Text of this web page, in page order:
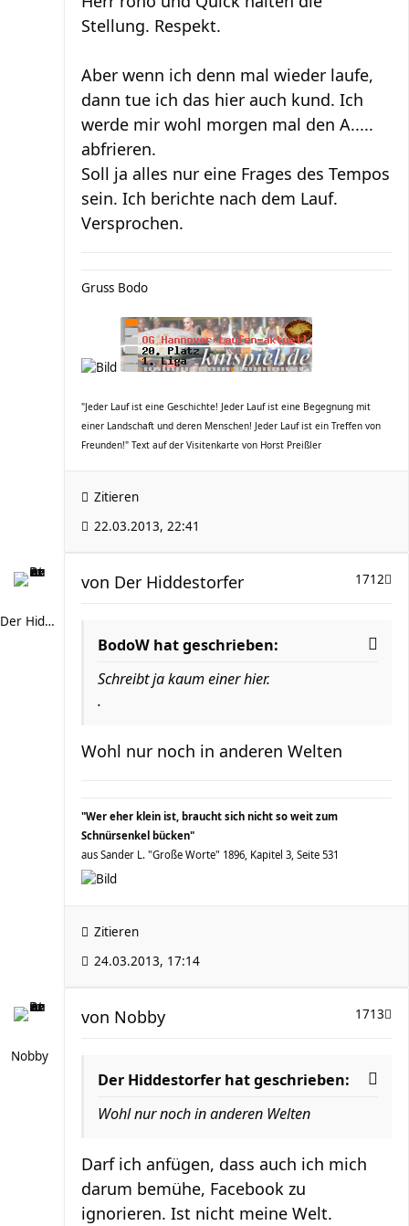
Stellung. Respekt.
Aber wenn ich denn mal wieder laufe,
dann tue ich das hier auch kund. Ich
werde mir wohl morgen mal den A.....
abfrieren.
Soll ja alles nur eine Frages des Tempos
sein. Ich berichte nach dem Lauf.
Versprochen.
Gruss Bodo
"Jeder Lauf ist eine Geschichte! Jeder Lauf ist eine Begegnung mit
einer Landschaft und deren Menschen! Jeder Lauf ist ein Treffen von
Freunden!" Text auf der Visitenkarte von Horst Preißler
Zitieren
22.03.2013, 22:41
Der Hiddestorfer
1712
von Der Hiddestorfer
BodoW hat geschrieben:
Schreibt ja kaum einer hier.
.
Wohl nur noch in anderen Welten
"Wer eher klein ist, braucht sich nicht so weit zum
Schnürsenkel bücken"
aus Sander L. "Große Worte" 1896, Kapitel 3, Seite 531
Zitieren
24.03.2013, 17:14
Nobby
1713
von Nobby
Der Hiddestorfer hat geschrieben:
Wohl nur noch in anderen Welten
Darf ich anfügen, dass auch ich mich
darum bemühe, Facebook zu
ignorieren. Ist nicht meine Welt.